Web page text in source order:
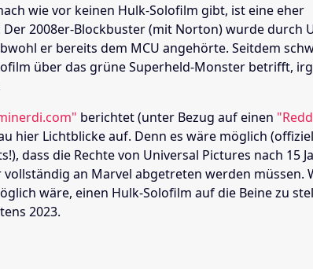
wie vor keinen Hulk-Solofilm gibt, ist eine eher
2008er-Blockbuster (mit Norton) wurde durch
er bereits dem MCU angehörte. Seitdem
über das grüne Superheld-Monster betrifft,
berichtet (unter Bezug auf einen
hier Lichtblicke auf. Denn es wäre möglich
dass die Rechte von Universal Pictures nach 15
an Marvel abgetreten werden müssen.
wäre, einen Hulk-Solofilm auf die Beine zu
2023.